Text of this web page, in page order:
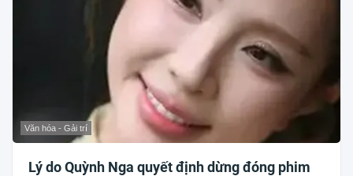
Văn hóa - Gải trí
Lý do Quỳnh Nga quyết định dừng đóng phim